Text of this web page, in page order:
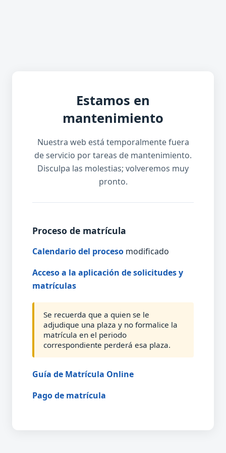
Estamos en
mantenimiento
Nuestra web está temporalmente fuera
de servicio por tareas de mantenimiento.
Disculpa las molestias; volveremos muy
pronto.
Proceso de matrícula
Calendario del proceso modificado
Acceso a la aplicación de solicitudes y
matrículas
Se recuerda que a quien se le
adjudique una plaza y no formalice la
matrícula en el periodo
correspondiente perderá esa plaza.
Guía de Matrícula Online
Pago de matrícula